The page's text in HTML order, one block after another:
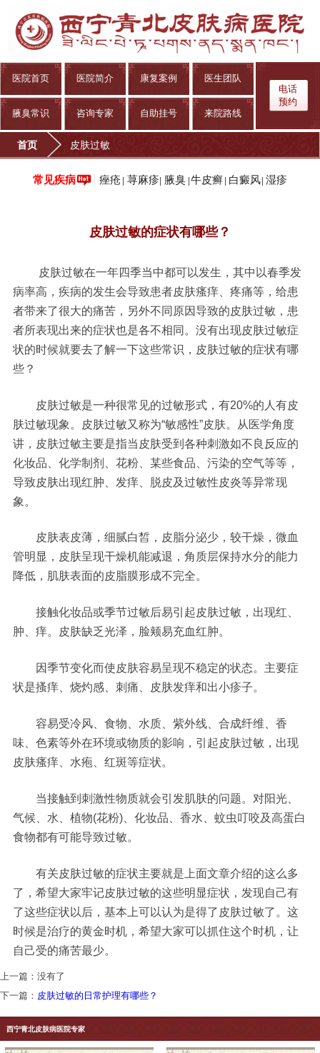
医院首页 医院简介 康复案例 医生团队
腋臭常识 咨询专家 自助挂号 来院路线
电话
预约
首页 皮肤过敏
常见疾病 痤疮 荨麻疹 腋臭 牛皮癣 白癜风 湿疹
皮肤过敏的症状有哪些？
皮肤过敏在一年四季当中都可以发生，其中以春季发
病率高，疾病的发生会导致患者皮肤瘙痒、疼痛等，给患
者带来了很大的痛苦，另外不同原因导致的皮肤过敏，患
者所表现出来的症状也是各不相同。没有出现皮肤过敏症
状的时候就要去了解一下这些常识，皮肤过敏的症状有哪
些？
皮肤过敏是一种很常见的过敏形式，有20%的人有皮
肤过敏现象。皮肤过敏又称为“敏感性”皮肤。从医学角度
讲，皮肤过敏主要是指当皮肤受到各种刺激如不良反应的
化妆品、化学制剂、花粉、某些食品、污染的空气等等，
导致皮肤出现红肿、发痒、脱皮及过敏性皮炎等异常现
象。
皮肤表皮薄，细腻白皙，皮脂分泌少，较干燥，微血
管明显，皮肤呈现干燥机能减退，角质层保持水分的能力
降低，肌肤表面的皮脂膜形成不完全。
接触化妆品或季节过敏后易引起皮肤过敏，出现红、
肿、痒。皮肤缺乏光泽，脸颊易充血红肿。
因季节变化而使皮肤容易呈现不稳定的状态。主要症
状是搔痒、烧灼感、刺痛、皮肤发痒和出小疹子。
容易受冷风、食物、水质、紫外线、合成纤维、香
味、色素等外在环境或物质的影响，引起皮肤过敏，出现
皮肤瘙痒、水疱、红斑等症状。
当接触到刺激性物质就会引发肌肤的问题。对阳光、
气候、水、植物(花粉)、化妆品、香水、蚊虫叮咬及高蛋白
食物都有可能导致过敏。
有关皮肤过敏的症状主要就是上面文章介绍的这么多
了，希望大家牢记皮肤过敏的这些明显症状，发现自己有
了这些症状以后，基本上可以认为是得了皮肤过敏了。这
时候是治疗的黄金时机，希望大家可以抓住这个时机，让
自己受的痛苦最少。
上一篇：没有了
下一篇： 皮肤过敏的日常护理有哪些？
西宁青北皮肤病医院专家